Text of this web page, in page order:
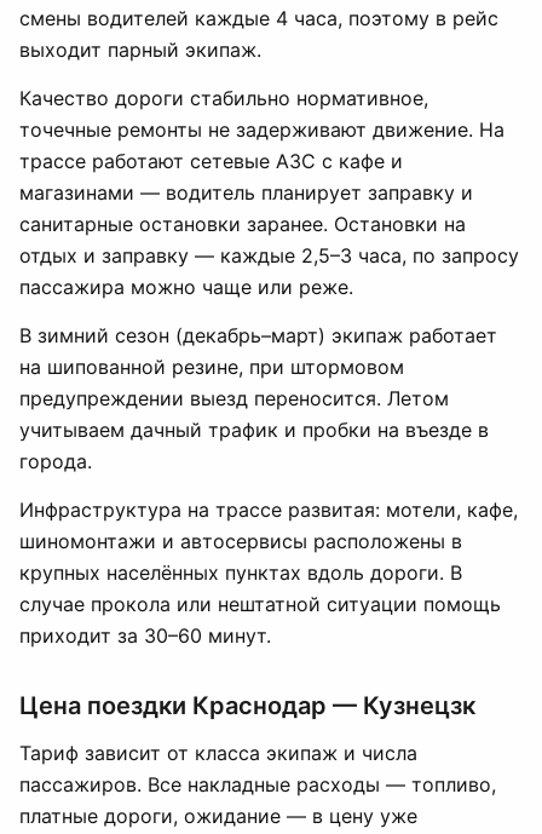
смены водителей каждые 4 часа, поэтому в рейс
выходит парный экипаж.
Качество дороги стабильно нормативное,
точечные ремонты не задерживают движение. На
трассе работают сетевые АЗС с кафе и
магазинами — водитель планирует заправку и
санитарные остановки заранее. Остановки на
отдых и заправку — каждые 2,5–3 часа, по запросу
пассажира можно чаще или реже.
В зимний сезон (декабрь–март) экипаж работает
на шипованной резине, при штормовом
предупреждении выезд переносится. Летом
учитываем дачный трафик и пробки на въезде в
города.
Инфраструктура на трассе развитая: мотели, кафе,
шиномонтажи и автосервисы расположены в
крупных населённых пунктах вдоль дороги. В
случае прокола или нештатной ситуации помощь
приходит за 30–60 минут.
Цена поездки Краснодар — Кузнецзк
Тариф зависит от класса экипаж и числа
пассажиров. Все накладные расходы — топливо,
платные дороги, ожидание — в цену уже